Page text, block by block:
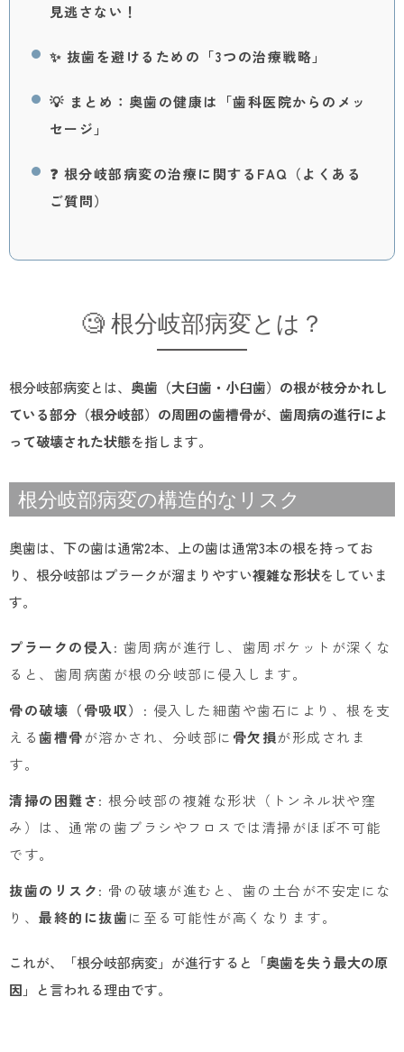
見逃さない！
✨ 抜歯を避けるための「3つの治療戦略」
💡 まとめ：奥歯の健康は「歯科医院からのメッ
セージ」
❓ 根分岐部病変の治療に関するFAQ（よくある
ご質問）
🧐 根分岐部病変とは？
根分岐部病変とは、 奥歯（大臼歯・小臼歯）の根が枝分かれし
ている部分（根分岐部）の周囲の歯槽骨が、歯周病の進行によ
って破壊された状態を指します。
根分岐部病変の構造的なリスク
奥歯は、下の歯は通常2本、上の歯は通常3本の根を持ってお
り、根分岐部はプラークが溜まりやすい複雑な形状をしていま
す。
プラークの侵入 : 歯周病が進行し、歯周ポケットが深くな
ると、歯周病菌が根の分岐部に侵入します。
骨の破壊（骨吸収） : 侵入した細菌や歯石により、根を支
える歯槽骨が溶かされ、分岐部に 骨欠損が形成されま
す。
清掃の困難さ: 根分岐部の複雑な形状（トンネル状や窪
み）は、通常の歯ブラシやフロスでは清掃がほぼ不可能
です。
抜歯のリスク: 骨の破壊が進むと、歯の土台が不安定にな
り、 最終的に抜歯に至る可能性が高くなります。
これが、「根分岐部病変」が進行すると「奥歯を失う最大の原
因 」と言われる理由です。